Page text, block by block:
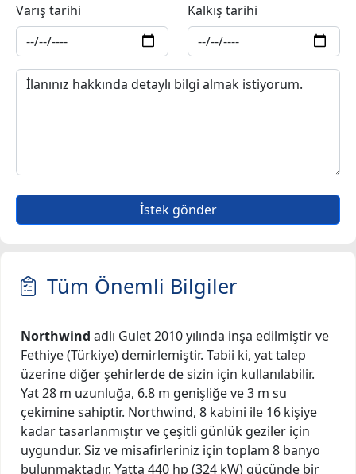
Varış tarihi Kalkış tarihi
İstek gönder
Tüm Önemli Bilgiler
Northwind adlı Gulet 2010 yılında inşa edilmiştir ve
Fethiye (Türkiye) demirlemiştir. Tabii ki, yat talep
üzerine diğer şehirlerde de sizin için kullanılabilir.
Yat 28 m uzunluğa, 6.8 m genişliğe ve 3 m su
çekimine sahiptir. Northwind, 8 kabini ile 16 kişiye
kadar tasarlanmıştır ve çeşitli günlük geziler için
uygundur. Siz ve misafirleriniz için toplam 8 banyo
bulunmaktadır. Yatta 440 hp (324 kW) gücünde bir